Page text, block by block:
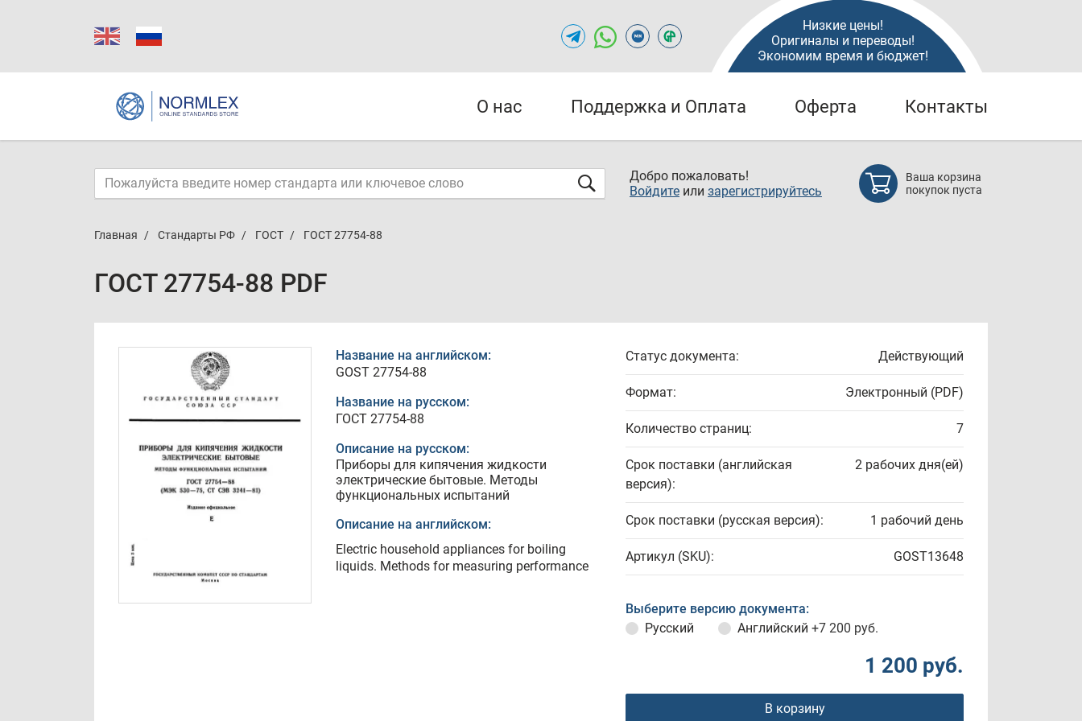
Низкие цены!
Оригиналы и переводы!
Экономим время и бюджет!
О нас Поддержка и Оплата Оферта Контакты
Добро пожаловать!
Войдите или зарегистрируйтесь
Ваша корзина
покупок пуста
Главная Стандарты РФ ГОСТ ГОСТ 27754-88
ГОСТ 27754-88 PDF
Название на английском:
GOST 27754-88
Название на русском:
ГОСТ 27754-88
Описание на русском:
Приборы для кипячения жидкости
электрические бытовые. Методы
функциональных испытаний
Описание на английском:
Electric household appliances for boiling
liquids. Methods for measuring performance
Статус документа: Действующий
Формат: Электронный (PDF)
Количество страниц: 7
Срок поставки (английская
версия):
2 рабочих дня(ей)
Срок поставки (русская версия): 1 рабочий день
Артикул (SKU): GOST13648
Выберите версию документа:
Русский
Английский +7 200 руб.
1 200 руб.
В корзину